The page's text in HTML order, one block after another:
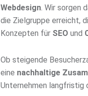
Webdesign . Wir sorgen
die Zielgruppe erreicht,
Konzepten für SEO und
Ob steigende
eine nachhaltige
Unternehmen langfristig